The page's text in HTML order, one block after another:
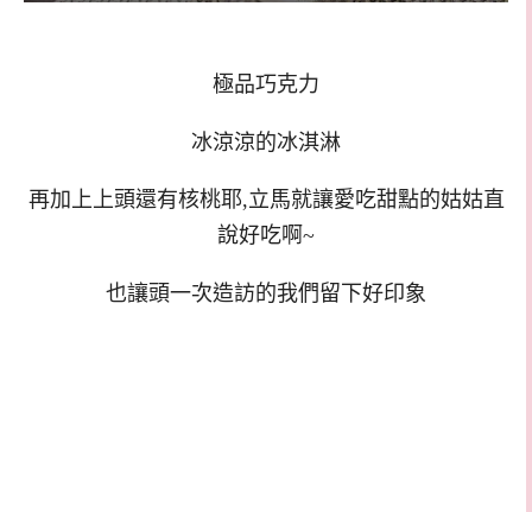
極品巧克力
冰涼涼的冰淇淋
再加上上頭還有核桃耶,立馬就讓愛吃甜點的姑姑直
說好吃啊~
也讓頭一次造訪的我們留下好印象